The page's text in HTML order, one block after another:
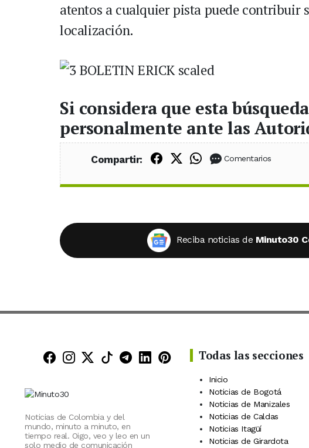
atentos a cualquier pista puede contribuir
localización.
Si considera que esta
personalmente ante las
Compartir: Compartir en Facebook
Compartir en X (Twitter)
Compartir en
Comentarios
Reciba noticias de Minuto30
Minuto30 en Facebook
Minuto30 en Instagram
Minuto30 en X (Twitter)
Minuto30 en TikTok
Canal de Minuto30 en Telegram
Minuto30 en LinkedIn
Minuto30 en Pinterest
Noticias de Colombia y del
mundo, minuto a minuto, en
tiempo real. Oigo, veo y leo en un
solo medio de comunicación
Todas las secciones
Inicio
Noticias de Bogotá
Noticias de Manizales
Noticias de Caldas
Noticias Itagüí
Noticias de Girardota